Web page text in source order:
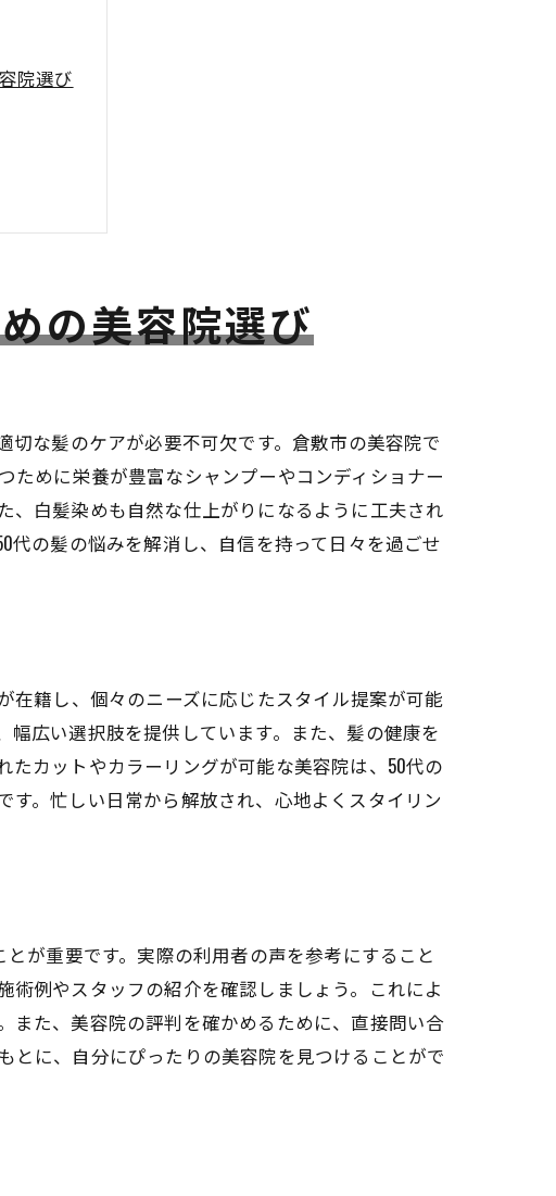
院選び
容院
密 の美容院選び
な髪のケアが必要不可欠です。倉敷市の美容院で
ために栄養が豊富なシャンプーやコンディショナー
、白髪染めも自然な仕上がりになるように工夫され
の髪の悩みを解消し、自信を持って日々を過ごせ
在籍し、個々のニーズに応じたスタイル提案が可能
広い選択肢を提供しています。また、髪の健康を
カットやカラーリングが可能な美容院は、50代の
。忙しい日常から解放され、心地よくスタイリン
が重要です。実際の利用者の声を参考にすること
例やスタッフの紹介を確認しましょう。これによ
また、美容院の評判を確かめるために、直接問い合
とに、自分にぴったりの美容院を見つけることがで